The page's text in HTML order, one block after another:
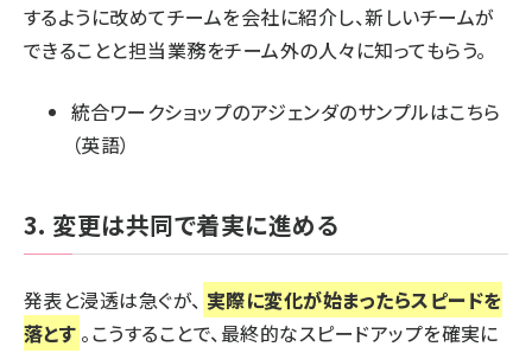
するように改めてチームを会社に紹介し、新しいチームが
できることと担当業務をチーム外の人々に知ってもらう。
統合ワークショップのアジェンダのサンプルはこちら
（英語）
3. 変更は共同で着実に進める
発表と浸透は急ぐが、 実際に変化が始まったらスピードを
落とす 。こうすることで、最終的なスピードアップを確実に